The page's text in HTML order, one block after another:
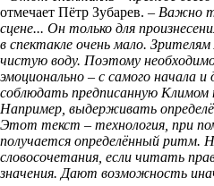
отмечает Пётр Зубарев. – Важно
сцене... Он только для
в спектакле очень мало.
чистую воду. Поэтому
эмоционально – с самого начала
соблюдать предписанную Климом
Например, выдерживать
Этот текст – технология, при
получается определённый ритм.
словосочетания, если читать
значения. Дают возможность